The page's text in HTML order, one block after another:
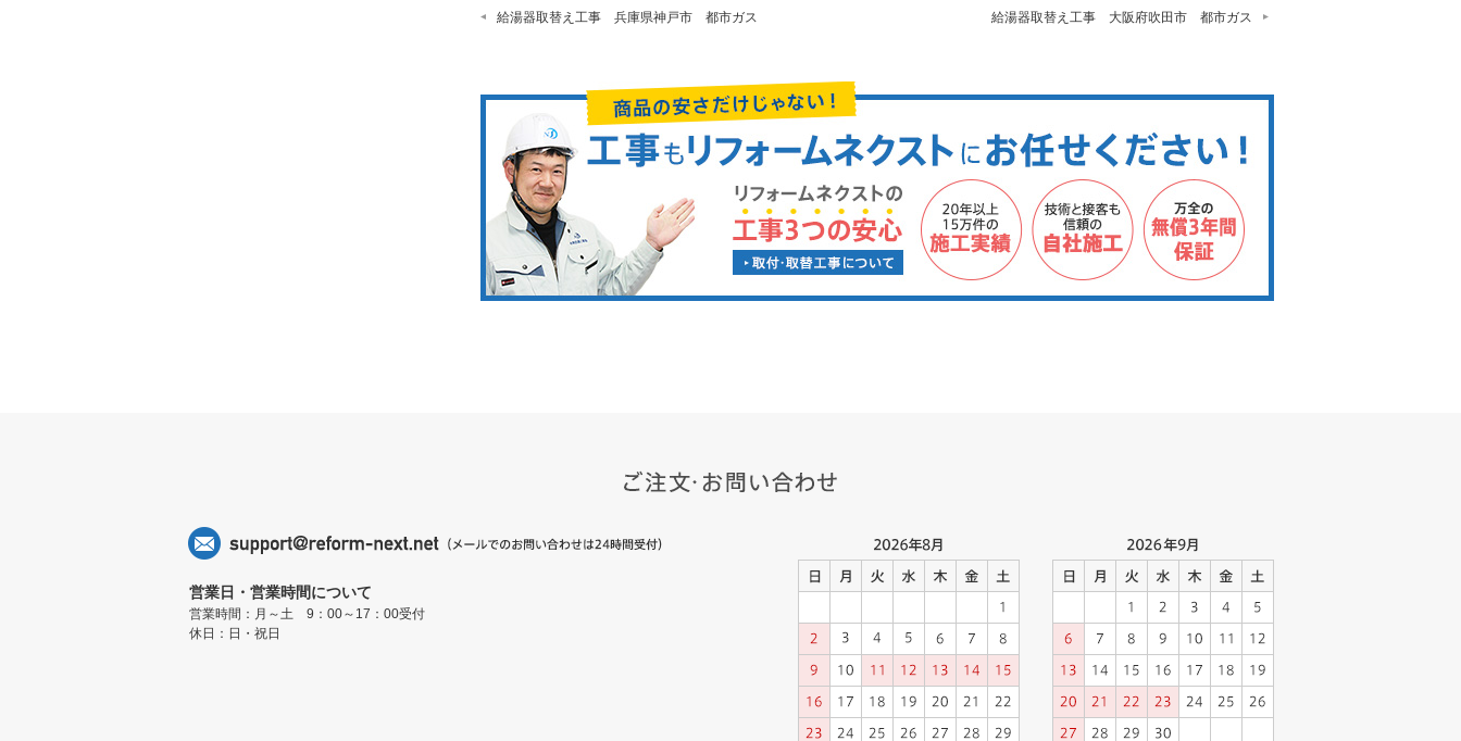
給湯器取替え工事 兵庫県神戸市 都市ガス 給湯器取替え工事 大阪府吹田市 都市ガス
営業日・営業時間について
営業時間：月～土 9：00～17：00受付
休日：日・祝日